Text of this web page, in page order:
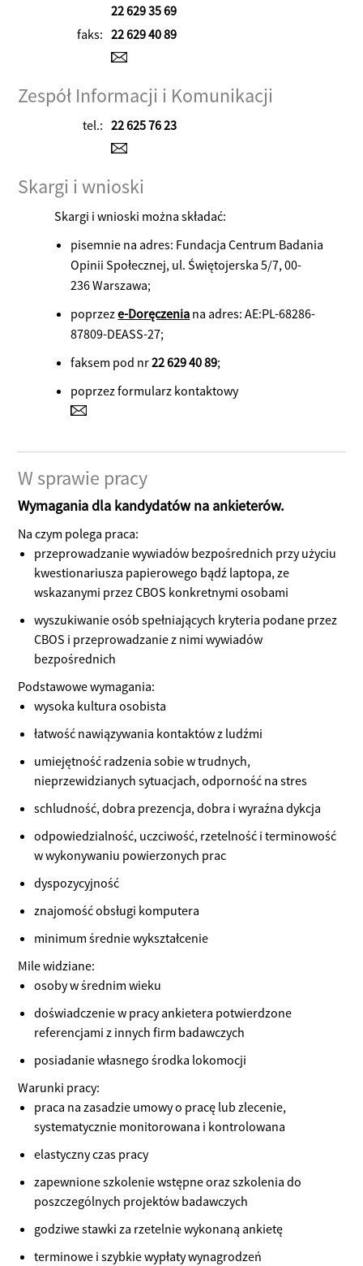
22 629 35 69
faks: 22 629 40 89
Zespół Informacji i Komunikacji
tel.: 22 625 76 23
Skargi i wnioski
Skargi i wnioski można składać:
pisemnie na adres: Fundacja Centrum Badania
Opinii Społecznej, ul. Świętojerska 5/7, 00-
236 Warszawa;
poprzeze-Doręczenia na adres: AE:PL-68286-
87809-DEASS-27;
faksem pod nr22 629 40 89;
poprzez formularz kontaktowy
W sprawie pracy
Wymagania dla kandydatów na ankieterów.
Na czym polega praca:
przeprowadzanie wywiadów bezpośrednich przy użyciu
kwestionariusza papierowego bądź laptopa, ze
wskazanymi przez CBOS konkretnymi osobami
wyszukiwanie osób spełniających kryteria podane przez
CBOS i przeprowadzanie z nimi wywiadów
bezpośrednich
Podstawowe wymagania:
wysoka kultura osobista
łatwość nawiązywania kontaktów z ludźmi
umiejętność radzenia sobie w trudnych,
nieprzewidzianych sytuacjach, odporność na stres
schludność, dobra prezencja, dobra i wyraźna dykcja
odpowiedzialność, uczciwość, rzetelność i terminowość
w wykonywaniu powierzonych prac
dyspozycyjność
znajomość obsługi komputera
minimum średnie wykształcenie
Mile widziane:
osoby w średnim wieku
doświadczenie w pracy ankietera potwierdzone
referencjami z innych firm badawczych
posiadanie własnego środka lokomocji
Warunki pracy:
praca na zasadzie umowy o pracę lub zlecenie,
systematycznie monitorowana i kontrolowana
elastyczny czas pracy
zapewnione szkolenie wstępne oraz szkolenia do
poszczególnych projektów badawczych
godziwe stawki za rzetelnie wykonaną ankietę
terminowe i szybkie wypłaty wynagrodzeń